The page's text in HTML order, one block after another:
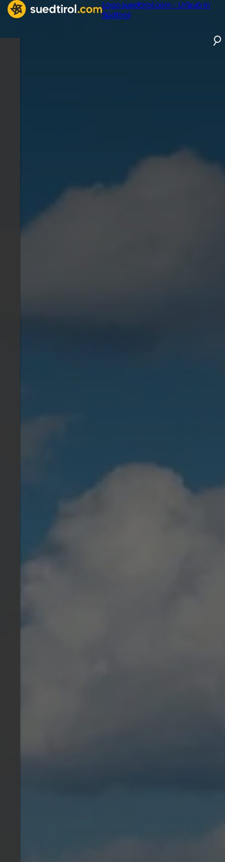
Logo suedtirol.com - Urlaub in
Südtirol